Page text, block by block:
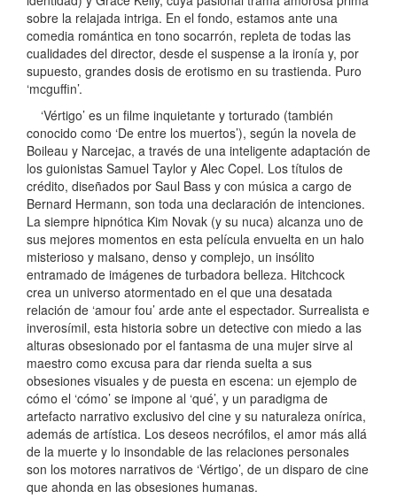
sobre la relajada intriga. En el fondo, estamos ante una
comedia romántica en tono socarrón, repleta de todas las
cualidades del director, desde el suspense a la ironía y, por
supuesto, grandes dosis de erotismo en su trastienda. Puro
‘mcguffin’.
‘Vértigo’ es un filme inquietante y torturado (también
conocido como ‘De entre los muertos’), según la novela de
Boileau y Narcejac, a través de una inteligente adaptación de
los guionistas Samuel Taylor y Alec Copel. Los títulos de
crédito, diseñados por Saul Bass y con música a cargo de
Bernard Hermann, son toda una declaración de intenciones.
La siempre hipnótica Kim Novak (y su nuca) alcanza uno de
sus mejores momentos en esta película envuelta en un halo
misterioso y malsano, denso y complejo, un insólito
entramado de imágenes de turbadora belleza. Hitchcock
crea un universo atormentado en el que una desatada
relación de ‘amour fou’ arde ante el espectador. Surrealista e
inverosímil, esta historia sobre un detective con miedo a las
alturas obsesionado por el fantasma de una mujer sirve al
maestro como excusa para dar rienda suelta a sus
obsesiones visuales y de puesta en escena: un ejemplo de
cómo el ‘cómo’ se impone al ‘qué’, y un paradigma de
artefacto narrativo exclusivo del cine y su naturaleza onírica,
además de artística. Los deseos necrófilos, el amor más allá
de la muerte y lo insondable de las relaciones personales
son los motores narrativos de ‘Vértigo’, de un disparo de cine
que ahonda en las obsesiones humanas.